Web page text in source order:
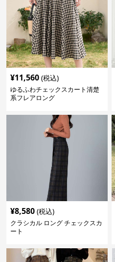
¥11,560 (税込)
ゆるふわチェックスカート清楚
系フレアロング
¥8,580 (税込)
クラシカル ロング チェックスカ
ート